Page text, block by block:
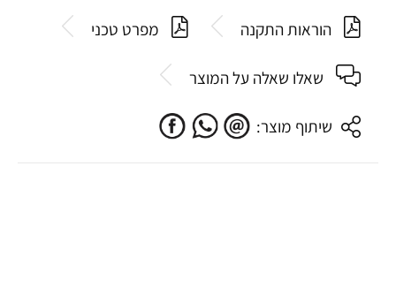
הוראות התקנה מפרט טכני
שאלו שאלה על המוצר
שיתוף מוצר: